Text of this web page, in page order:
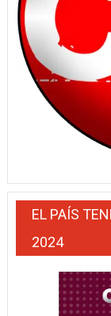
EL PAÍS
2024